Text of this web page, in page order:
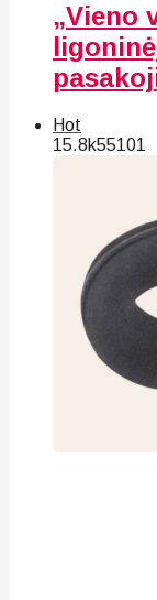
„Vieno
Hot
15.8k55101